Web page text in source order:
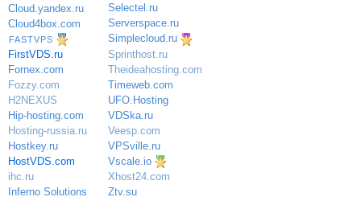
Cloud.yandex.ru
Cloud4box.com
FASTVPS
FirstVDS.ru
Fornex.com
Fozzy.com
H2NEXUS
Hip-hosting.com
Hosting-russia.ru
Hostkey.ru
HostVDS.com
ihc.ru
Inferno Solutions
Selectel.ru
Serverspace.ru
Simplecloud.ru
Sprinthost.ru
Theideahosting.com
Timeweb.com
UFO.Hosting
VDSka.ru
Veesp.com
VPSville.ru
Vscale.io
Xhost24.com
Ztv.su